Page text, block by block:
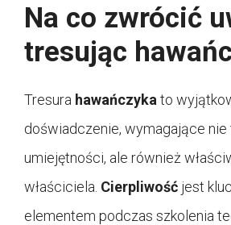
Na co zwrócić
tresując
Tresura hawańczyka to
doświadczenie, wymagające nie
umiejętności, ale również
właściciela. Cierpliwość jest
elementem podczas szkolenia